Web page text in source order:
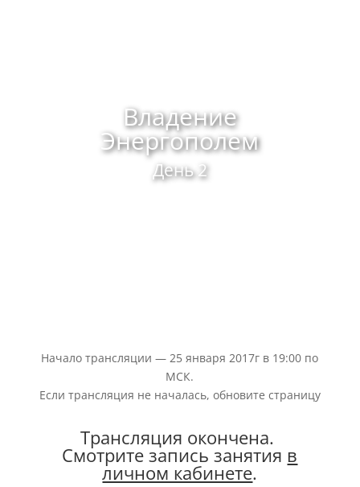
Владение
Энергополем
День 2
Начало трансляции — 25 января 2017г в 19:00 по
МСК.
Если трансляция не началась, обновите страницу
Трансляция окончена.
Смотрите запись занятия в
личном кабинете.